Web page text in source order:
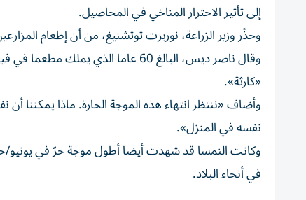
إلى تأثير الاحترار المناخي في المحاصيل.
وحذّر وزير الزراعة، نوربرت توتشنيغ، من أن إطعام
وقال ناصر ديس، البالغ 60 عاما
«كارثة».
وأضاف «ننتظر انتهاء هذه الموجة الحارة. ماذا
نفسه في المنزل».
في أنحاء البلاد.